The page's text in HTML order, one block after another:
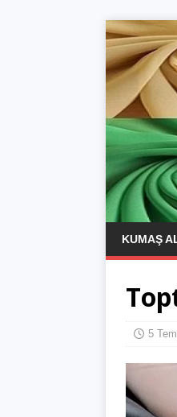
KUMAŞ
5